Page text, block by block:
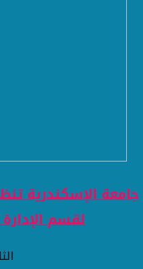
جامعة الإسكندرية
لقسم
الثلاثاء